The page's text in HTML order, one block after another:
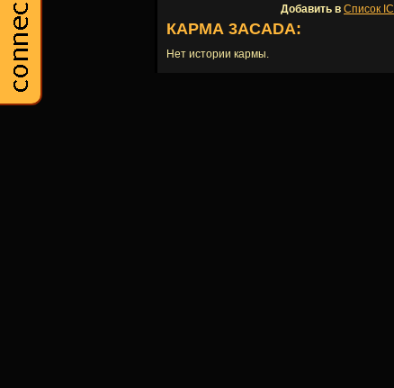
Добавить в Список
КАРМА 3ACADA:
Нет истории кармы.